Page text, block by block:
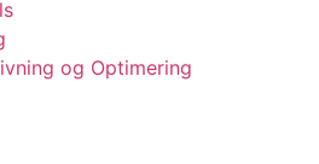
og Optimering